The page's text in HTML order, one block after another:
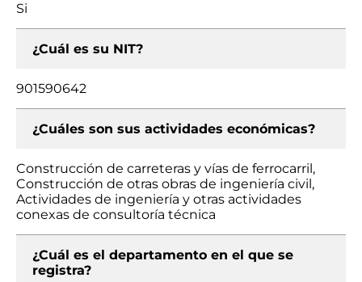
Si
¿Cuál es su NIT?
901590642
¿Cuáles son sus actividades económicas?
Construcción de carreteras y vías de ferrocarril,
Construcción de otras obras de ingeniería civil,
Actividades de ingeniería y otras actividades
conexas de consultoría técnica
¿Cuál es el departamento en el que se
registra?